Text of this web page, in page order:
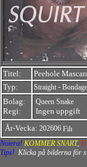
Titel:
Peehole
Typ:
Straight - Bondage
Bolag:
Regi:
Queen Snake
Ingen uppgift
År-Vecka: 202606
Notera! KOMMER SNART,
Tips! Klicka på bilderna för